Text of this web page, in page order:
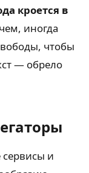
кроется в
иногда
чтобы
— обрело
и